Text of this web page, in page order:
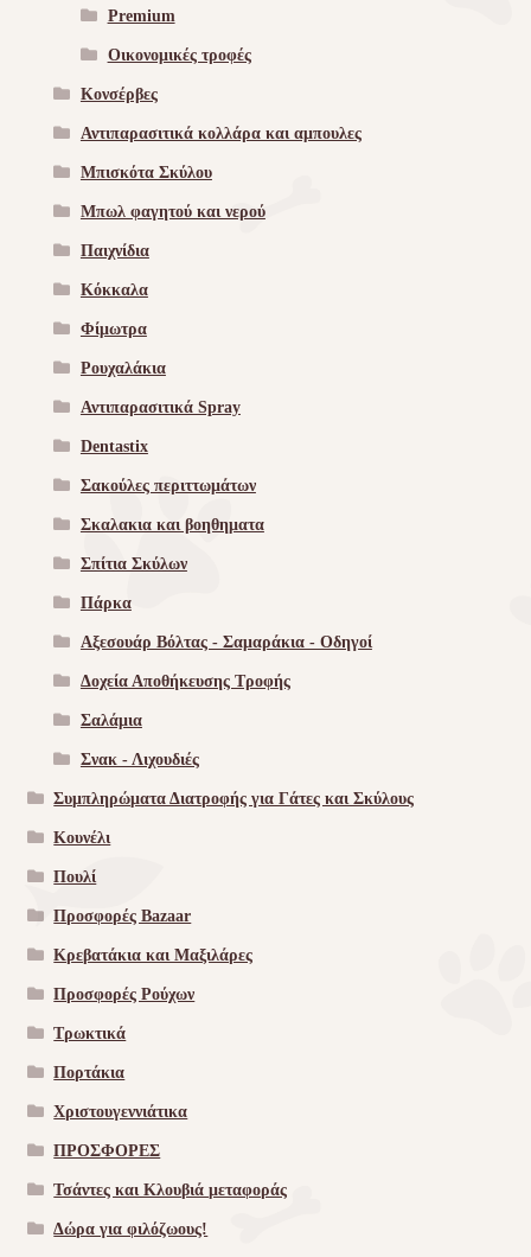
Premium
Οικονομικές τροφές
Κονσέρβες
Αντιπαρασιτικά κολλάρα και αμπουλες
Μπισκότα Σκύλου
Μπωλ φαγητού και νερού
Παιχνίδια
Κόκκαλα
Φίμωτρα
Ρουχαλάκια
Αντιπαρασιτικά Spray
Dentastix
Σακούλες περιττωμάτων
Σκαλακια και βοηθηματα
Σπίτια Σκύλων
Πάρκα
Αξεσουάρ Βόλτας - Σαμαράκια - Οδηγοί
Δοχεία Αποθήκευσης Τροφής
Σαλάμια
Σνακ - Λιχουδιές
Συμπληρώματα Διατροφής για Γάτες και Σκύλους
Κουνέλι
Πουλί
Προσφορές Bazaar
Κρεβατάκια και Μαξιλάρες
Προσφορές Ρούχων
Τρωκτικά
Πορτάκια
Χριστουγεννιάτικα
ΠΡΟΣΦΟΡΕΣ
Τσάντες και Κλουβιά μεταφοράς
Δώρα για φιλόζωους!